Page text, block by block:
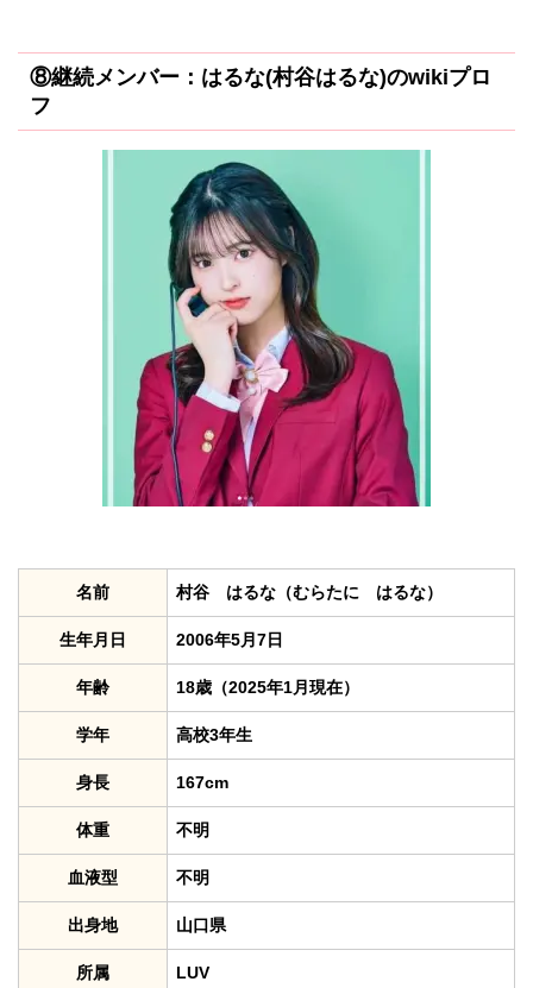
⑧継続メンバー：はるな(村谷はるな)のwikiプロ
フ
名前 村谷 はるな（むらたに はるな）
生年月日 2006年5月7日
年齢 18歳（2025年1月現在）
学年 高校3年生
身長 167cm
体重 不明
血液型 不明
出身地 山口県
所属 LUV